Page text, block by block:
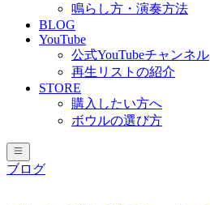
鳴らし方・演奏方法
BLOG
YouTube
公式YouTubeチャンネル
再生リストの紹介
STORE
購入したい方へ
ボウルの選び方
ブログ